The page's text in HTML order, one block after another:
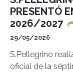
PRESENTÓ
2026/2027
29/05/2026
S.Pellegrino
oficial de la